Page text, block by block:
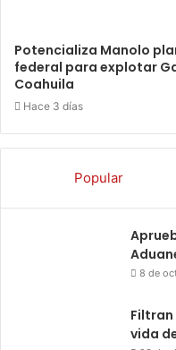
Potencializa Manolo
federal para explotar
Coahuila
Hace 3 días
Popular
8 de
vida